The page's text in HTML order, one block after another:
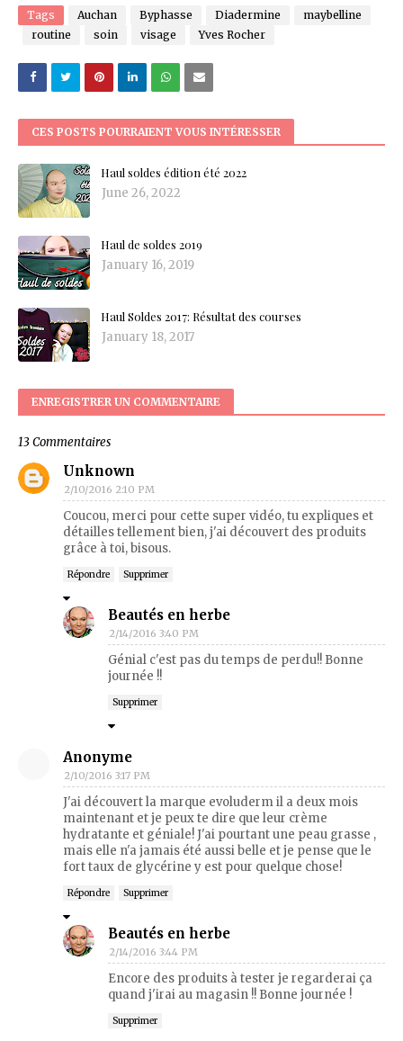
Tags Auchan Byphasse Diadermine
maybelline
routine
soin visage Yves Rocher
CES POSTS POURRAIENT VOUS INTÉRESSER
Haul soldes édition été 2022
June 26, 2022
Haul de soldes 2019
January 16, 2019
Haul Soldes 2017: Résultat des courses
January 18, 2017
ENREGISTRER UN COMMENTAIRE
13 Commentaires
Unknown
2/10/2016 2:10 PM
Coucou, merci pour cette super vidéo, tu expliques et
détailles tellement bien, j'ai découvert des produits
grâce à toi, bisous.
Répondre Supprimer
Beautés en herbe
2/14/2016 3:40 PM
Génial c'est pas du temps de perdu!! Bonne
journée !!
Supprimer
Anonyme
2/10/2016 3:17 PM
J'ai découvert la marque evoluderm il a deux mois
maintenant et je peux te dire que leur crème
hydratante et géniale! J'ai pourtant une peau grasse ,
mais elle n'a jamais été aussi belle et je pense que le
fort taux de glycérine y est pour quelque chose!
Répondre Supprimer
Beautés en herbe
2/14/2016 3:44 PM
Encore des produits à tester je regarderai ça
quand j'irai au magasin !! Bonne journée !
Supprimer